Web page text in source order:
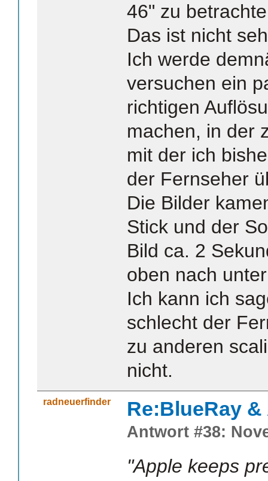
46" zu
Das ist nicht
Ich werde
versuchen ein
richtigen
machen, in der
mit der ich
der Fernseher
Die Bilder
Stick und der
Bild ca. 2
oben nach
Ich kann ich
schlecht der
zu anderen
nicht.
radneuerfinder Re:BlueRay
Antwort #38:
"Apple keeps